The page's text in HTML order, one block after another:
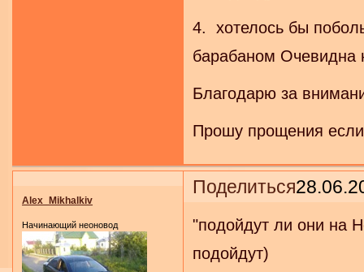
4. хотелось бы
барабаном Очевидна
Благодарю за
Прошу прощения
Поделиться
Alex_Mikhalkiv
Начинающий неоновод
"подойдут ли они на
подойдут)